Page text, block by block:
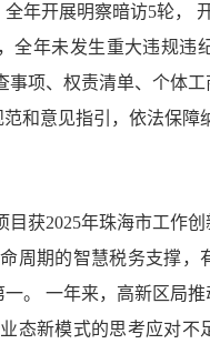
年开展明察暗访5轮，
全年未发生重大违规违
项、权责清单、个体
和意见指引，依法保障
获2025年珠海市工作
周期的智慧税务支撑
。 一年来，高新区局
态新模式的思考应对不